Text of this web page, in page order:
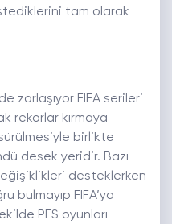
tam olarak
zorlaşıyor FIFA serileri
rekorlar kırmaya
birlikte
desek yeridir. Bazı
desteklerken
bulmayıp FIFA’ya
PES oyunları